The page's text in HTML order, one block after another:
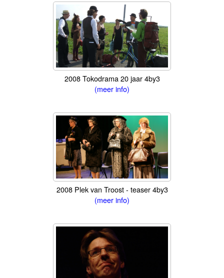
2008 Tokodrama 20 jaar 4by3
(meer info)
2008 Plek van Troost - teaser 4by3
(meer info)